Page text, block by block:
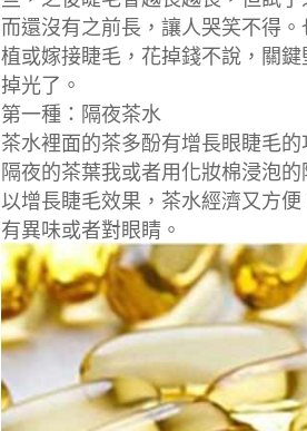
而還沒有之前長，讓人哭笑不得
植或嫁接睫毛，花掉錢不說，關
掉光了。
第一種：隔夜茶水
茶水裡面的茶多酚有增長眼睫毛
隔夜的茶葉我或者用化妝棉浸泡的
以增長睫毛效果，茶水經濟又方
有異味或者對眼睛。